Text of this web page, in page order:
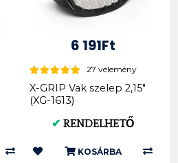
6 191Ft
27 vélemény
X-GRIP Vak szelep 2,15"
(XG-1613)
✔ RENDELHETŐ
KOSÁRBA